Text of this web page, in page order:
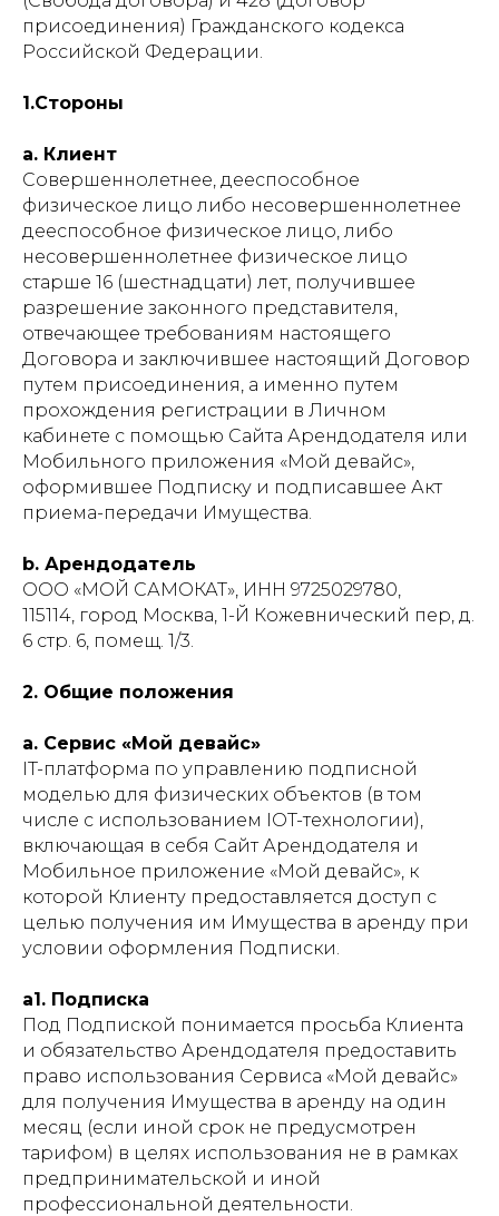
присоединения) Гражданского кодекса
Российской Федерации.
1.Стороны
а. Клиент
Совершеннолетнее, дееспособное
физическое лицо либо несовершеннолетнее
дееспособное физическое лицо, либо
несовершеннолетнее физическое лицо
старше 16 (шестнадцати) лет, получившее
разрешение законного представителя,
отвечающее требованиям настоящего
Договора и заключившее настоящий Договор
путем присоединения, а именно путем
прохождения регистрации в Личном
кабинете с помощью Сайта Арендодателя или
Мобильного приложения «Мой девайс»,
оформившее Подписку и подписавшее Акт
приема-передачи Имущества.
b. Арендодатель
ООО «МОЙ САМОКАТ», ИНН 9725029780,
115114, город Москва, 1-Й Кожевнический пер, д.
6 стр. 6, помещ. 1/3.
2. Общие положения
a. Сервис «Мой девайс»
IT-платформа по управлению подписной
моделью для физических объектов (в том
числе с использованием IOT-технологии),
включающая в себя Сайт Арендодателя и
Мобильное приложение «Мой девайс», к
которой Клиенту предоставляется доступ с
целью получения им Имущества в аренду при
условии оформления Подписки.
а1. Подписка
Под Подпиской понимается просьба Клиента
и обязательство Арендодателя предоставить
право использования Сервиса «Мой девайс»
для получения Имущества в аренду на один
месяц (если иной срок не предусмотрен
тарифом) в целях использования не в рамках
предпринимательской и иной
профессиональной деятельности.